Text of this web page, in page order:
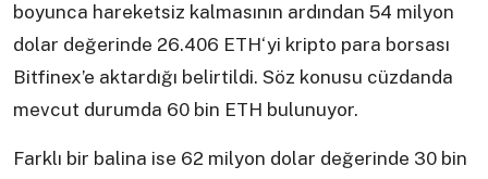
boyunca hareketsiz kalmasının ardından 54 milyon
dolar değerinde 26.406 ETH‘yi kripto para borsası
Bitfinex’e aktardığı belirtildi. Söz konusu cüzdanda
mevcut durumda 60 bin ETH bulunuyor.
Farklı bir balina ise 62 milyon dolar değerinde 30 bin